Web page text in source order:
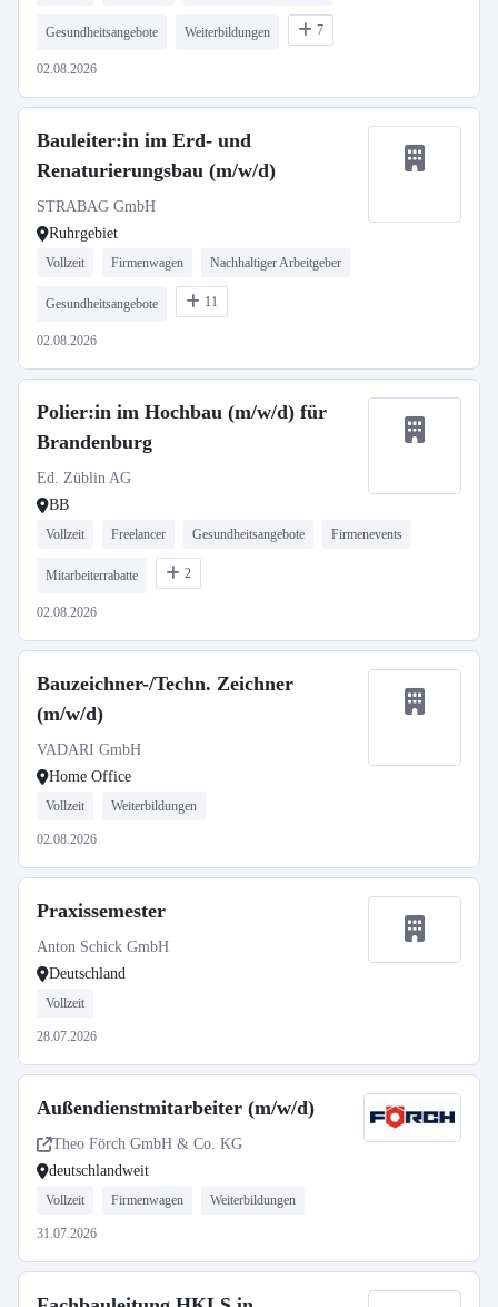
Gesundheitsangebote Weiterbildungen 7
02.08.2026
Bauleiter:in im Erd- und
Renaturierungsbau (m/w/d)
STRABAG GmbH
Ruhrgebiet
Vollzeit Firmenwagen Nachhaltiger Arbeitgeber
Gesundheitsangebote 11
02.08.2026
Polier:in im Hochbau (m/w/d) für
Brandenburg
Ed. Züblin AG
BB
Vollzeit Freelancer Gesundheitsangebote Firmenevents
Mitarbeiterrabatte 2
02.08.2026
Bauzeichner-/Techn. Zeichner
(m/w/d)
VADARI GmbH
Home Office
Vollzeit Weiterbildungen
02.08.2026
Praxissemester
Anton Schick GmbH
Deutschland
Vollzeit
28.07.2026
Außendienstmitarbeiter (m/w/d)
Theo Förch GmbH & Co. KG
deutschlandweit
Vollzeit Firmenwagen Weiterbildungen
31.07.2026